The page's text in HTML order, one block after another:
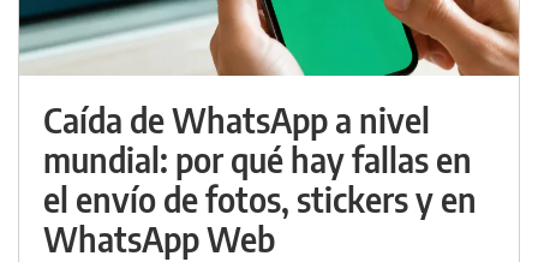
Caída de WhatsApp a nivel
mundial: por qué hay fallas en
el envío de fotos, stickers y en
WhatsApp Web